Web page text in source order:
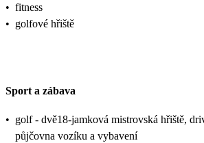
• fitness
• golfové hřiště
Sport a zábava
• golf - dvě18-jamková mistrovská hřiště,
půjčovna vozíku a vybavení